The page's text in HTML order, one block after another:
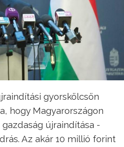
gyorskölcsön
hogy Magyarországon
újraindítása -
Az akár 10 millió forint